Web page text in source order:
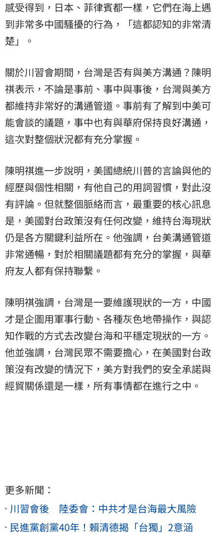
感受得到，日本、菲律賓都一樣，它們在海上遇
到非常多中國騷擾的行為，「這都認知的非常清
楚」。
關於川習會期間，台灣是否有與美方溝通？陳明
祺表示，不論是事前、事中與事後，台灣與美方
都維持非常好的溝通管道。事前有了解到中美可
能會談的議題，事中也有與華府保持良好溝通，
這次對整個狀況都有充分掌握。
陳明祺進一步說明，美國總統川普的言論與他的
經歷與個性相關，有他自己的用詞習慣，對此沒
有評論。但就整個脈絡而言，最重要的核心訊息
是，美國對台政策沒有任何改變，維持台海現狀
仍是各方關鍵利益所在。他強調，台美溝通管道
非常通暢，對於相關議題都有充分的掌握，與華
府友人都有保持聯繫。
陳明祺強調，台灣是一要維護現狀的一方，中國
才是企圖用軍事行動、各種灰色地帶操作，與認
知作戰的方式去改變台海和平穩定現狀的一方。
他並強調，台灣民眾不需要擔心，在美國對台政
策沒有改變的情況下，美方對我們的安全承諾與
經貿關係還是一樣，所有事情都在進行之中。
更多新聞：
川習會後 陸委會：中共才是台海最大風險
民進黨創黨40年！賴清德揭「台獨」2意涵